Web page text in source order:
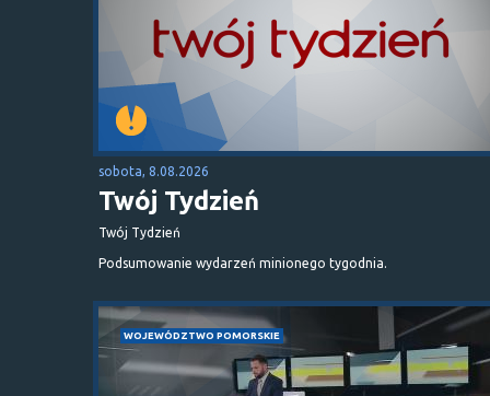
sobota, 8.08.2026
Twój Tydzień
Twój Tydzień
Podsumowanie wydarzeń minionego tygodnia.
WOJEWÓDZTWO POMORSKIE